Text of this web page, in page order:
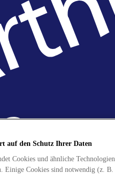
auf den Schutz Ihrer Daten
Cookies und ähnliche
Einige Cookies sind notwendig (z.